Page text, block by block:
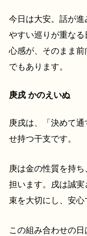
今日は大安。話が
やすい巡りが重な
心感が、そのまま
でもあります。
庚戌 かのえいぬ
庚戌は、「決めて
せ持つ干支です。
庚は金の性質を持
担います。戌は誠
束を大切にし、安心
この組み合わせの